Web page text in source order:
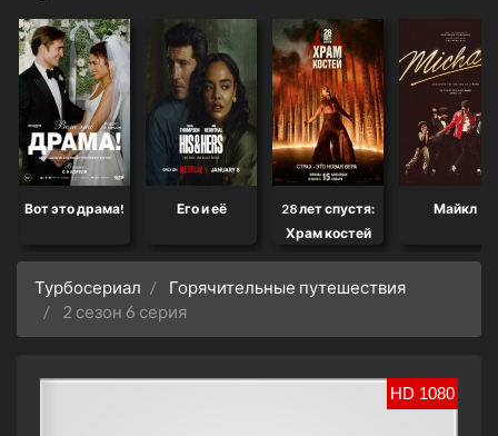
Вот это драма! Его и её
28 лет спустя:
Храм костей
Майкл
Турбосериал
Горячительные путешествия
2 сезон 6 серия
HD 1080